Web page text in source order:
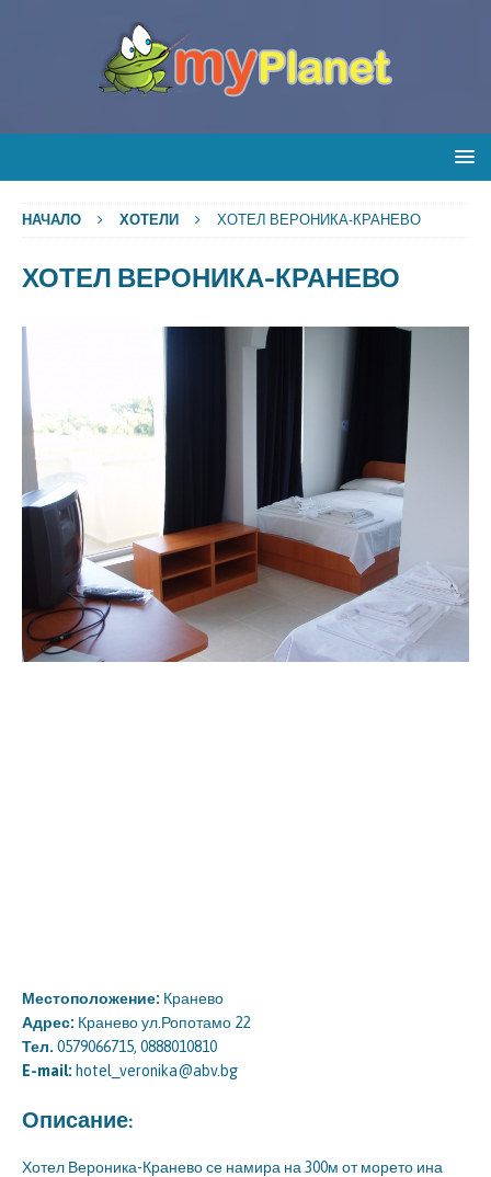
НАЧАЛО ХОТЕЛИ ХОТЕЛ ВЕРОНИКА-КРАНЕВО
ХОТЕЛ ВЕРОНИКА-КРАНЕВО
Местоположение: Кранево
Адрес: Кранево ул.Ропотамо 22
Тел. 0579066715, 0888010810
E-mail: hotel_veronika@abv.bg
Описание:
Хотел Вероника-Кранево се намира на 300м от морето ина